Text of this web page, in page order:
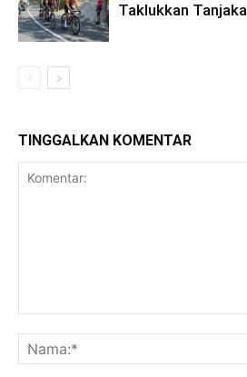
Taklukkan
TINGGALKAN KOMENTAR